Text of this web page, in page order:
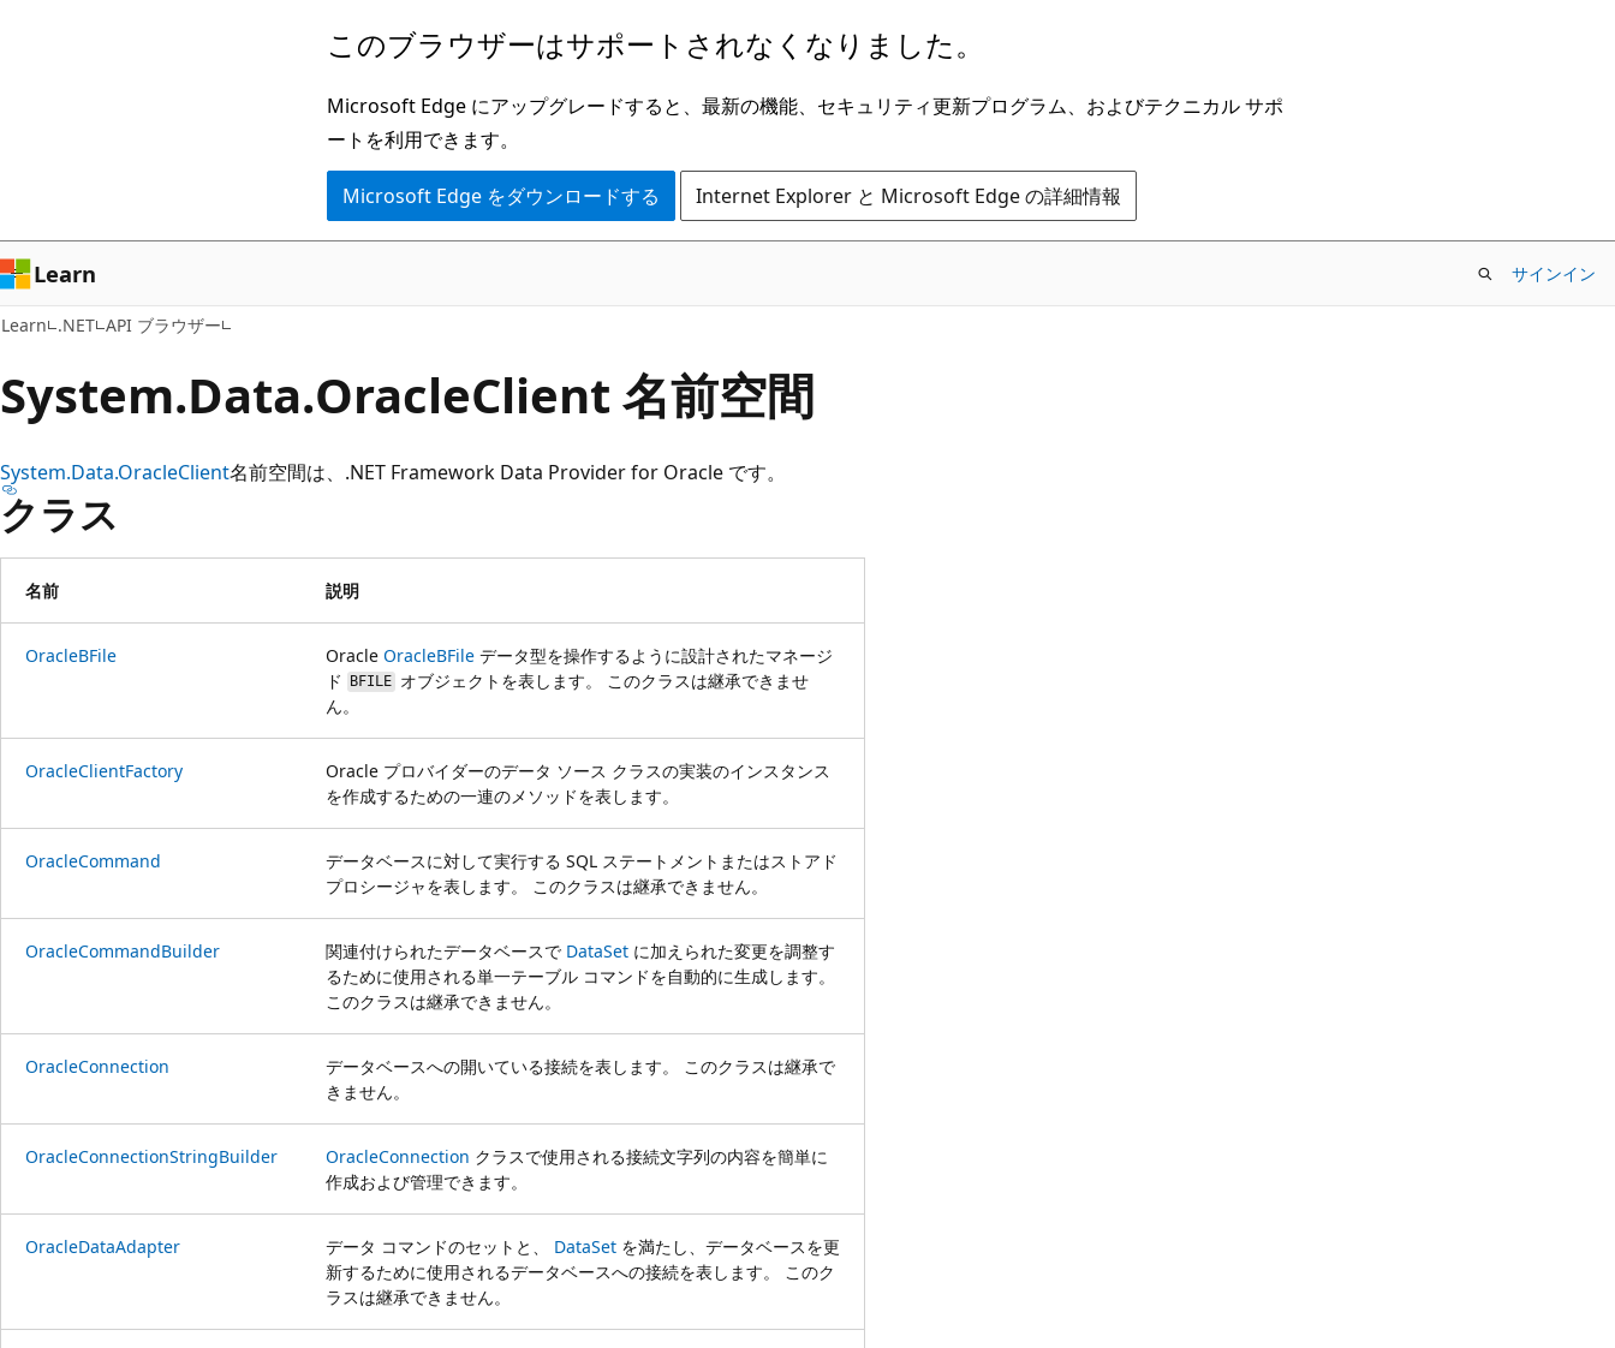
ン
ツ
に
ス
ッ
ゲ
ー
シ
ョ
に
キ
ッ
このブラウザーはサポートされなくなりました。
Microsoft Edge にアップグレードすると、最新の機能、セキュリティ更新プログラム、およびテクニカル サポ
ートを利用できます。
Microsoft Edge をダウンロードする Internet Explorer と Microsoft Edge の詳細情報
Learn サインイン
Learn .NET API ブラウザー
System.Data.OracleClient 名前空間
System.Data.OracleClient名前空間は、.NET Framework Data Provider for Oracle です。
クラス
名前 説明
OracleBFile Oracle OracleBFile データ型を操作するように設計されたマネージ
ド
BFILEオブジェクトを表します。 このクラスは継承できませ
ん。
OracleClientFactory
Oracle プロバイダーのデータ ソース クラスの実装のインスタンス
を作成するための一連のメソッドを表します。
OracleCommand
データベースに対して実行する SQL ステートメントまたはストアド
プロシージャを表します。 このクラスは継承できません。
OracleCommandBuilder 関連付けられたデータベースで DataSet に加えられた変更を調整す
るために使用される単一テーブル コマンドを自動的に生成します。
このクラスは継承できません。
OracleConnection
データベースへの開いている接続を表します。 このクラスは継承で
きません。
OracleConnectionStringBuilder OracleConnection クラスで使用される接続文字列の内容を簡単に
作成および管理できます。
OracleDataAdapter データ コマンドのセットと、 DataSet を満たし、データベースを更
新するために使用されるデータベースへの接続を表します。 このク
ラスは継承できません。